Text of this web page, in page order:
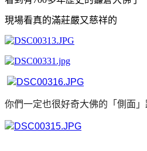
現場看真的滿莊嚴又慈祥的
你們一定也很好奇大佛的「側面」